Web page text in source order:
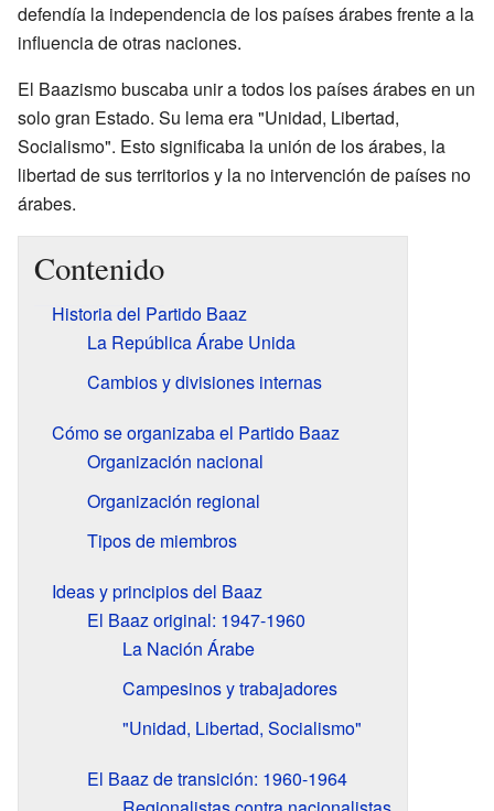
defendía la independencia de los países árabes frente a la
influencia de otras naciones.
El Baazismo buscaba unir a todos los países árabes en un
solo gran Estado. Su lema era "Unidad, Libertad,
Socialismo". Esto significaba la unión de los árabes, la
libertad de sus territorios y la no intervención de países no
árabes.
Contenido
Historia del Partido Baaz
La República Árabe Unida
Cambios y divisiones internas
Cómo se organizaba el Partido Baaz
Organización nacional
Organización regional
Tipos de miembros
Ideas y principios del Baaz
El Baaz original: 1947-1960
La Nación Árabe
Campesinos y trabajadores
"Unidad, Libertad, Socialismo"
El Baaz de transición: 1960-1964